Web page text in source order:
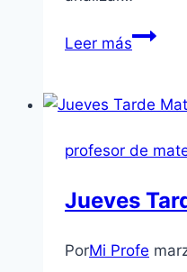
Leer másCómo
usando
simples
una
sana
profesor de
Jueves
PorMi Profe